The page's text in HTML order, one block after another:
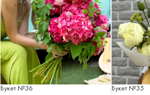
Букет №36 Букет №35